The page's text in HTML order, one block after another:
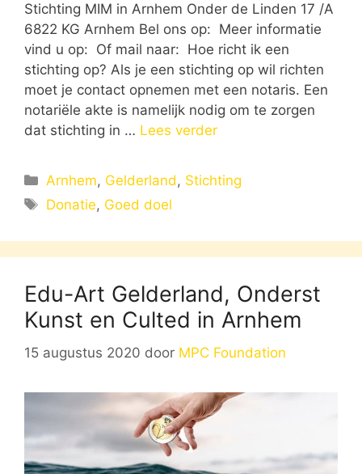
Stichting MIM in Arnhem Onder de Linden 17 /A
6822 KG Arnhem Bel ons op: Meer informatie
vind u op: Of mail naar: Hoe richt ik een
stichting op? Als je een stichting op wil richten
moet je contact opnemen met een notaris. Een
notariële akte is namelijk nodig om te zorgen
dat stichting in … Lees verder
Categorieën
Arnhem, Gelderland, Stichting
Tags
Donatie, Goed doel
Edu-Art Gelderland, Onderst
Kunst en Culted in Arnhem
15 augustus 2020 door MPC Foundation